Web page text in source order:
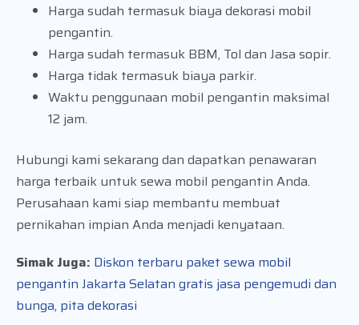
Harga sudah termasuk biaya dekorasi mobil
pengantin.
Harga sudah termasuk BBM, Tol dan Jasa sopir.
Harga tidak termasuk biaya parkir.
Waktu penggunaan mobil pengantin maksimal
12 jam.
Hubungi kami sekarang dan dapatkan penawaran
harga terbaik untuk sewa mobil pengantin Anda.
Perusahaan kami siap membantu membuat
pernikahan impian Anda menjadi kenyataan.
Simak Juga: Diskon terbaru paket sewa mobil
pengantin Jakarta Selatan gratis jasa pengemudi dan
bunga, pita dekorasi